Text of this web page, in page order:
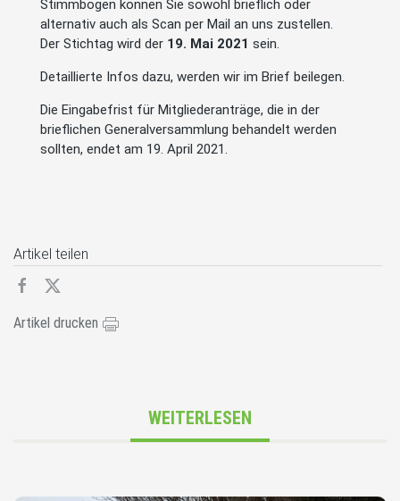
Stimmbogen können Sie sowohl brieflich oder
alternativ auch als Scan per Mail an uns zustellen.
Der Stichtag wird der 19. Mai 2021 sein.
Detaillierte Infos dazu, werden wir im Brief beilegen.
Die Eingabefrist für Mitgliederanträge, die in der
brieflichen Generalversammlung behandelt werden
sollten, endet am 19. April 2021.
Artikel teilen
Artikel drucken
WEITERLESEN